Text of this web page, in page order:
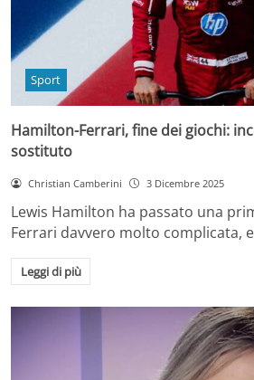
Sport
Hamilton-Ferrari, fine dei giochi:
sostituto
Christian Camberini 3 Dicembre 2025
Lewis Hamilton ha passato una
Ferrari davvero molto complicata,
Leggi di più